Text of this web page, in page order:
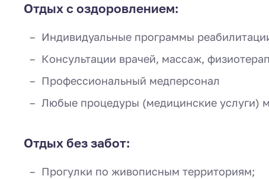
Отдых с оздоровлением:
Индивидуальные программы
Консультации врачей, массаж,
Профессиональный медперсонал
Любые процедуры (медицинские услуги)
Отдых без забот:
Прогулки по живописным территориям;